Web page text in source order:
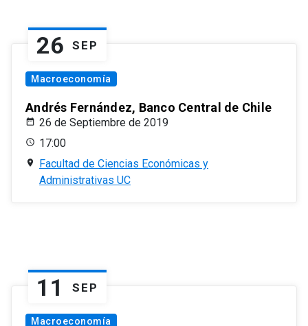
26 SEP
Macroeconomía
Andrés Fernández, Banco Central de Chile
26 de Septiembre de 2019
17:00
Facultad de Ciencias Económicas y
Administrativas UC
11 SEP
Macroeconomía